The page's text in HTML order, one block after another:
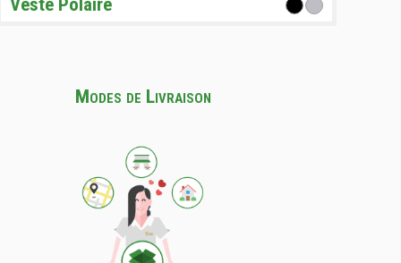
Veste Polaire
Modes de Livraison